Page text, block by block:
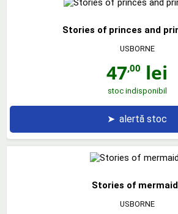
Stories of princes and
USBORNE
47,00 lei
stoc indisponibil
➤ alertă stoc
Stories of
USBORNE